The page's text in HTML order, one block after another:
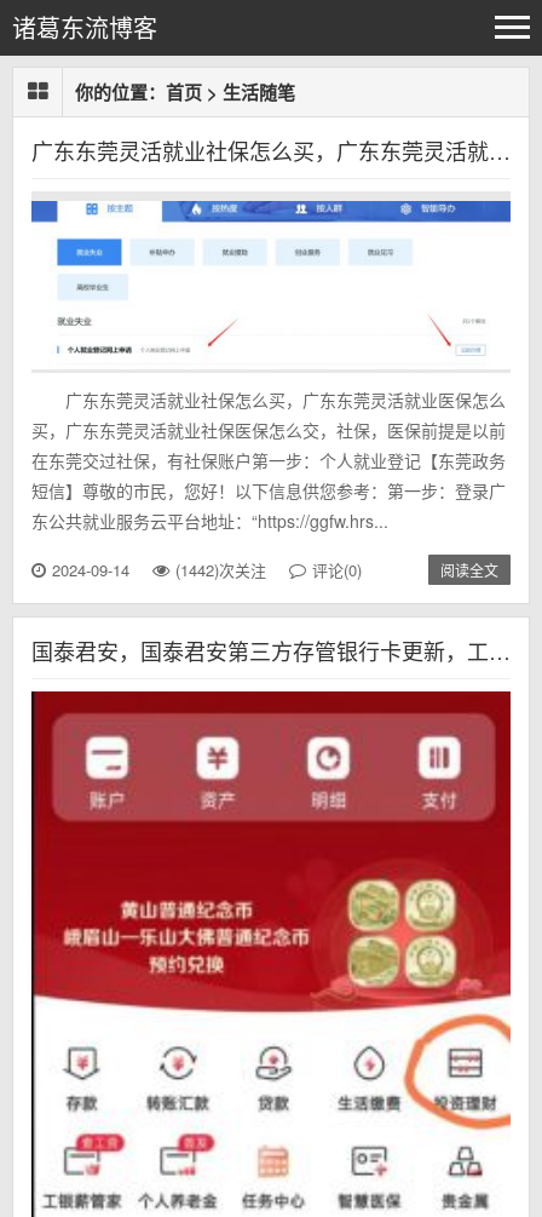
诸葛东流博客
你的位置： 首页 > 生活随笔
广东东莞灵活就业社保怎么买，广东东莞灵活就业医保怎么买，广东东莞灵活就业社保医保怎么交，社保，医保
广东东莞灵活就业社保怎么买，广东东莞灵活就业医保怎么
买，广东东莞灵活就业社保医保怎么交，社保，医保前提是以前
在东莞交过社保，有社保账户第一步：个人就业登记【东莞政务
短信】尊敬的市民，您好！以下信息供您参考：第一步：登录广
东公共就业服务云平台地址：“https://ggfw.hrs...
2024-09-14 (1442)次关注 评论(0) 阅读全文
国泰君安，国泰君安第三方存管银行卡更新，工商银行磁条卡换成IC卡第三方存管更新，股票工商银行第三方存管银行卡更新